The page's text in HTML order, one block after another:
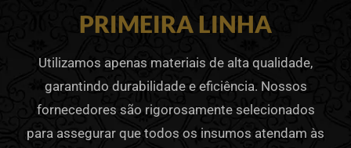
PRIMEIRA LINHA
Utilizamos apenas materiais de alta qualidade,
garantindo durabilidade e eficiência. Nossos
fornecedores são rigorosamente selecionados
para assegurar que todos os insumos atendam às